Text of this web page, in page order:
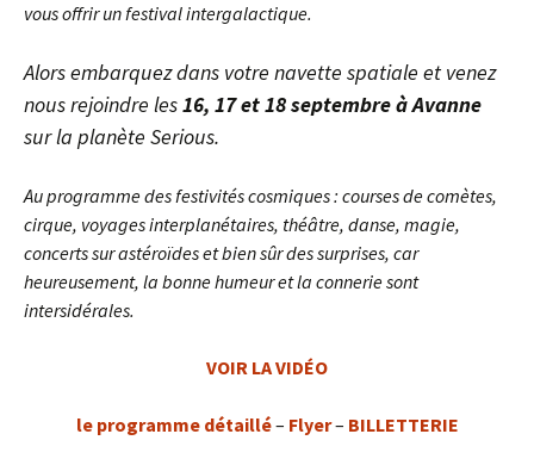
vous offrir un festival intergalactique.
Alors embarquez dans votre navette spatiale et venez
nous rejoindre les16, 17 et 18 septembre à Avanne
sur la planète Serious.
Au programme des festivités cosmiques : courses de comètes,
cirque, voyages interplanétaires, théâtre, danse, magie,
concerts sur astéroïdes et bien sûr des surprises, car
heureusement, la bonne humeur et la connerie sont
intersidérales.
VOIR LA VIDÉO
le programme détaillé– Flyer– BILLETTERIE